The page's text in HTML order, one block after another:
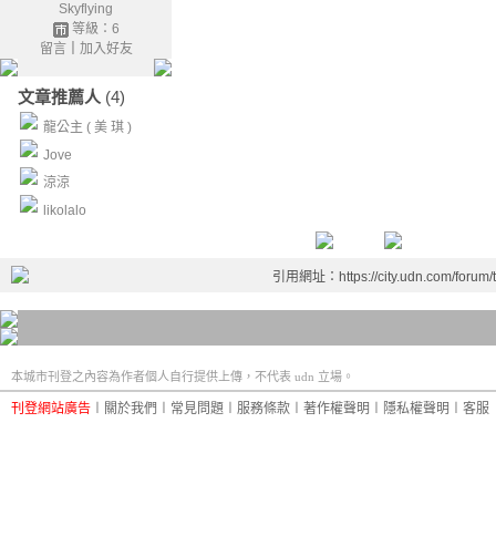
Skyflying
等級：6
留言｜ 加入好友
文章推薦人 (4)
龍公主 ( 美 琪 )
Jove
涼涼
likolalo
引用網址：https://city.udn.com/
本城市刊登之內容為作者個人自行提供上傳，不代表 udn 立場。
刊登網站廣告 關於我們 常見問題 服務條款 著作權聲明 隱私權聲明 客服